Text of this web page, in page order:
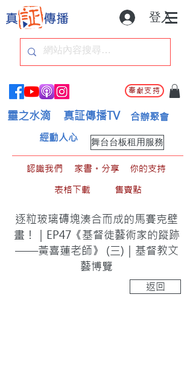
登入
奉獻支持
靈之水滴 真証傳播TV 合辦聚會
舞台台板租用服務
經動人心
認識我們 家書。分享
你的支持
表格下載
售賣點
逐粒玻璃磚塊湊合而成的馬賽克壁
畫！｜EP47《基督徒藝術家的蹤跡
——黃喜蓮老師》 (三)｜基督教文
藝博覽
返回